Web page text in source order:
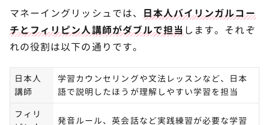
マネーイングリッシュでは、 日本人バイリンガルコー
チとフィリピン人講師がダブルで担当します。それぞ
れの役割は以下の通りです。
日本人
講師
学習カウンセリングや文法レッスンなど、日本
語で説明したほうが理解しやすい学習を担当
フィリ
発音ルール、英会話など実践練習が必要な学習